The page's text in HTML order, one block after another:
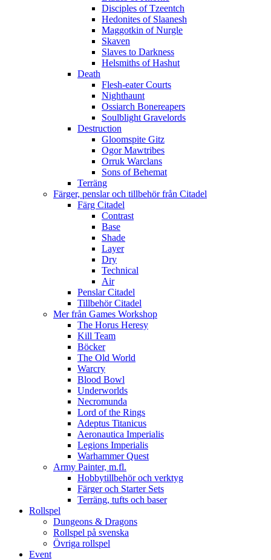
Disciples of Tzeentch
Hedonites of Slaanesh
Maggotkin of Nurgle
Skaven
Slaves to Darkness
Helsmiths of Hashut
Death
Flesh-eater Courts
Nighthaunt
Ossiarch Bonereapers
Soulblight Gravelords
Destruction
Gloomspite Gitz
Ogor Mawtribes
Orruk Warclans
Sons of Behemat
Terräng
Färger, penslar och tillbehör från Citadel
Färg Citadel
Contrast
Base
Shade
Layer
Dry
Technical
Air
Penslar Citadel
Tillbehör Citadel
Mer från Games Workshop
The Horus Heresy
Kill Team
Böcker
The Old World
Warcry
Blood Bowl
Underworlds
Necromunda
Lord of the Rings
Adeptus Titanicus
Aeronautica Imperialis
Legions Imperialis
Warhammer Quest
Army Painter, m.fl.
Hobbytillbehör och verktyg
Färger och Starter Sets
Terräng, tufts och baser
Rollspel
Dungeons & Dragons
Rollspel på svenska
Övriga rollspel
Event